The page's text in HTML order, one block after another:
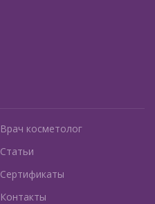
Врач косметолог
Статьи
Сертификаты
Контакты